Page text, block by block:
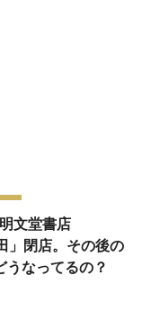
文堂書店
」閉店。その後の
うなってるの？